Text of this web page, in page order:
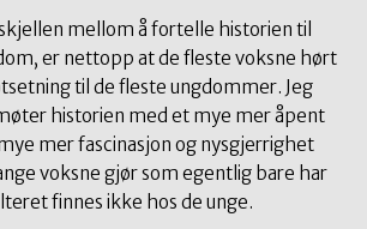
mellom å fortelle historien til
er nettopp at de fleste voksne hørt
til de fleste ungdommer. Jeg
historien med et mye mer åpent
mer fascinasjon og nysgjerrighet
voksne gjør som egentlig bare har
finnes ikke hos de unge.